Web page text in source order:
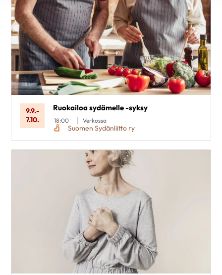
9.9.-
7.10.
Ruokailoa sydämelle -syksy
18:00 Verkossa
Suomen Sydänliitto ry